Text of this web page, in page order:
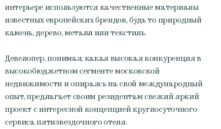
интерьере используются качественные материалы
известных европейских брендов, будь то природный
камень, дерево, металл или текстиль.
Девелопер, понимая, какая высокая конкуренция в
высокобюджетном сегменте московской
недвижимости и опираясь на свой международный
опыт, предлагает своим резидентам свежий яркий
проект с интересной концепцией круглосуточного
сервиса пятизвездочного отеля.